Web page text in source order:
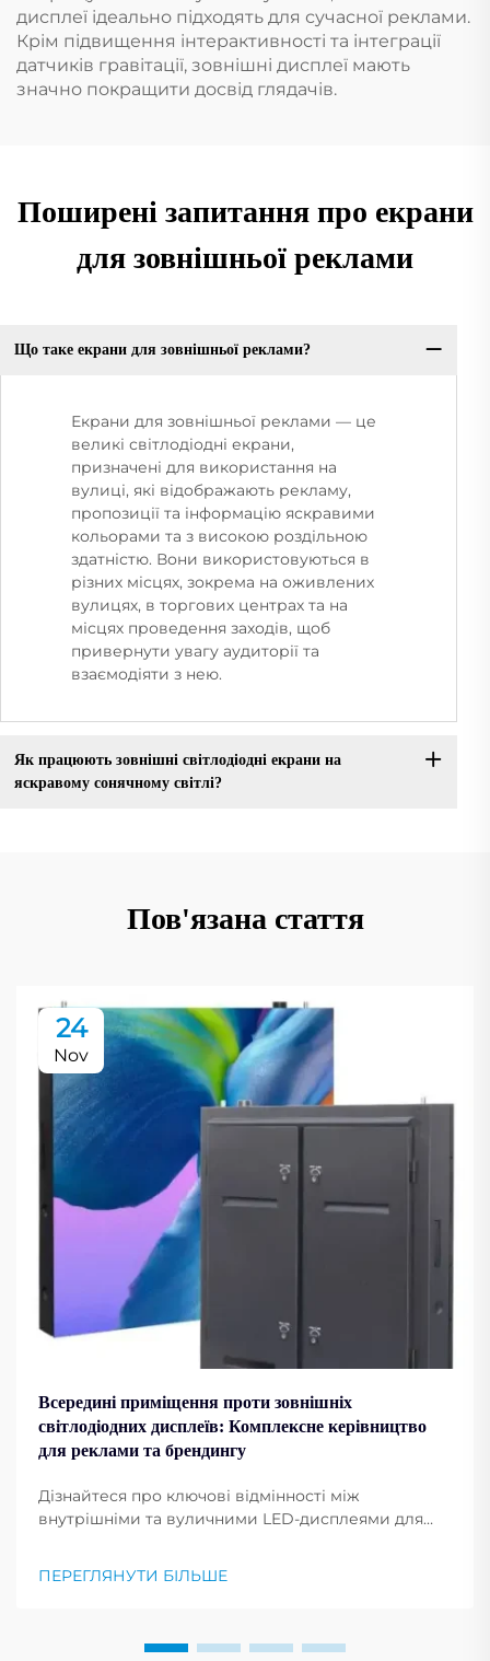
дисплеї ідеально підходять для сучасної реклами.
Крім підвищення інтерактивності та інтеграції
датчиків гравітації, зовнішні дисплеї мають
значно покращити досвід глядачів.
Поширені запитання про екрани
для зовнішньої реклами
Що таке екрани для зовнішньої реклами?
Екрани для зовнішньої реклами — це
великі світлодіодні екрани,
призначені для використання на
вулиці, які відображають рекламу,
пропозиції та інформацію яскравими
кольорами та з високою роздільною
здатністю. Вони використовуються в
різних місцях, зокрема на оживлених
вулицях, в торгових центрах та на
місцях проведення заходів, щоб
привернути увагу аудиторії та
взаємодіяти з нею.
Як працюють зовнішні світлодіодні екрани на
яскравому сонячному світлі?
Пов'язана стаття
24
Nov
Всередині приміщення проти зовнішніх
світлодіодних дисплеїв: Комплексне керівництво
для реклами та брендингу
Дізнайтеся про ключові відмінності між
внутрішніми та вуличними LED-дисплеями для
Отримайте експертні поради зараз.
ПЕРЕГЛЯНУТИ БІЛЬШЕ